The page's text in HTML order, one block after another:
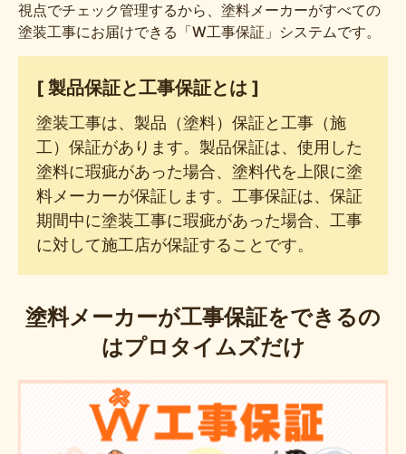
視点でチェック管理するから、塗料メーカーがすべての
塗装工事にお届けできる「W工事保証」システムです。
[ 製品保証と工事保証とは ]
塗装工事は、製品（塗料）保証と工事（施
工）保証があります。製品保証は、使用した
塗料に瑕疵があった場合、塗料代を上限に塗
料メーカーが保証します。工事保証は、保証
期間中に塗装工事に瑕疵があった場合、工事
に対して施工店が保証することです。
塗料メーカーが工事保証をできるの
はプロタイムズだけ